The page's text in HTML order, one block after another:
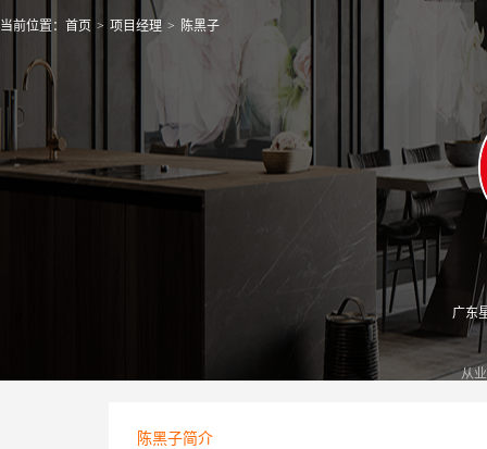
当前位置： 首页 > 项目经理 > 陈黑子
广东
从
陈黑子简介